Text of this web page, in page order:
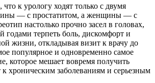
к урологу ходят только с двумя
— с простатитом, а женщины — с
настолько прочно засел в головах,
годами терпеть боль, дискомфорт и
жизни, откладывая визит к врачу до
популярное и одновременно самое
которое мешает вовремя получить
хроническим заболеваниям и серьезным